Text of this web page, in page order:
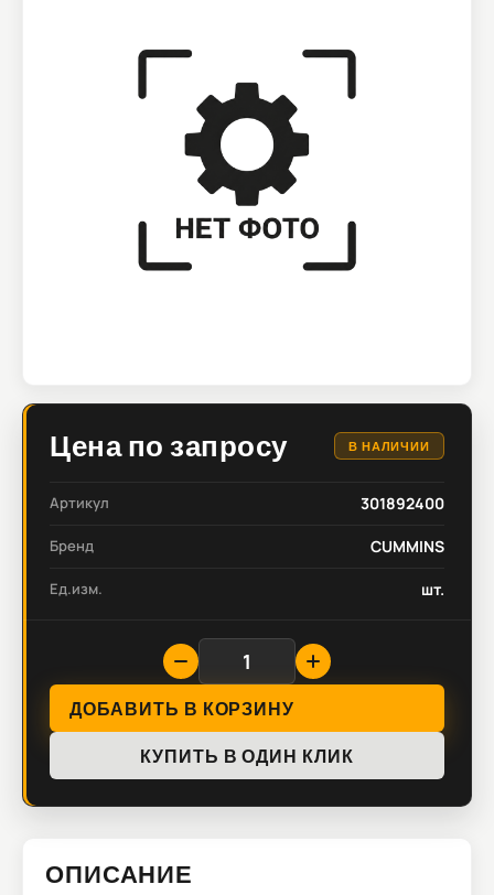
Цена по запросу В НАЛИЧИИ
Артикул 301892400
Бренд CUMMINS
Ед.изм. шт.
ДОБАВИТЬ В КОРЗИНУ
КУПИТЬ В ОДИН КЛИК
ОПИСАНИЕ